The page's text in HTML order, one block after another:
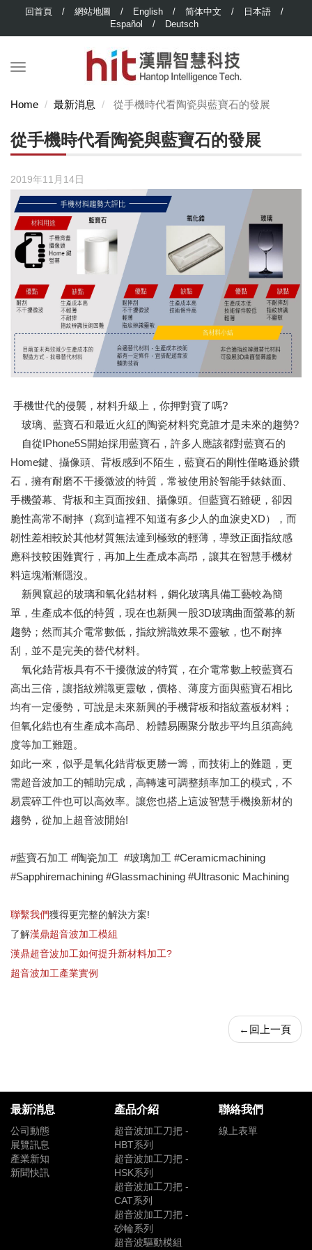
回首頁 / 網站地圖 / English / 简体中文 / 日本語
/
Español
/ Deutsch
Home 最新消息 從手機時代看陶瓷與藍寶石的發展
從手機時代看陶瓷與藍寶石的發展
2019年11月14日
手機世代的侵襲，材料升級上，你押對寶了嗎?
玻璃、藍寶石和最近火紅的陶瓷材料究竟誰才是未來的趨勢?
自從IPhone5S開始採用藍寶石，許多人應該都對藍寶石的
Home鍵、攝像頭、背板感到不陌生，藍寶石的剛性僅略遜於鑽
石，擁有耐磨不干擾微波的特質，常被使用於智能手錶錶面、
手機螢幕、背板和主頁面按鈕、攝像頭。但藍寶石雖硬，卻因
脆性高常不耐摔（寫到這裡不知道有多少人的血淚史XD），而
韌性差相較於其他材質無法達到極致的輕薄，導致正面指紋感
應科技較困難實行，再加上生產成本高昂，讓其在智慧手機材
料這塊漸漸隱沒。
新興竄起的玻璃和氧化鋯材料，鋼化玻璃具備工藝較為簡
單，生產成本低的特質，現在也新興一股3D玻璃曲面螢幕的新
趨勢；然而其介電常數低，指紋辨識效果不靈敏，也不耐摔
刮，並不是完美的替代材料。
氧化鋯背板具有不干擾微波的特質，在介電常數上較藍寶石
高出三倍，讓指紋辨識更靈敏，價格、薄度方面與藍寶石相比
均有一定優勢，可說是未來新興的手機背板和指紋蓋板材料；
但氧化鋯也有生產成本高昂、粉體易團聚分散步平均且須高純
度等加工難題。
如此一來，似乎是氧化鋯背板更勝一籌，而技術上的難題，更
需超音波加工的輔助完成，高轉速可調整頻率加工的模式，不
易震碎工件也可以高效率。讓您也搭上這波智慧手機換新材的
趨勢，從加上超音波開始!
#藍寶石加工 #陶瓷加工 #玻璃加工 #Ceramicmachining
#Sapphiremachining #Glassmachining #Ultrasonic Machining
聯繫我們獲得更完整的解決方案!
了解漢鼎超音波加工模組
漢鼎超音波加工如何提升新材料加工?
超音波加工產業實例
← 回上一頁
最新消息
公司動態
展覽訊息
產業新知
新聞快訊
產品介紹
超音波加工刀把 -
HBT系列
超音波加工刀把 -
HSK系列
超音波加工刀把 -
CAT系列
超音波加工刀把 -
砂輪系列
超音波驅動模組
聯絡我們
線上表單